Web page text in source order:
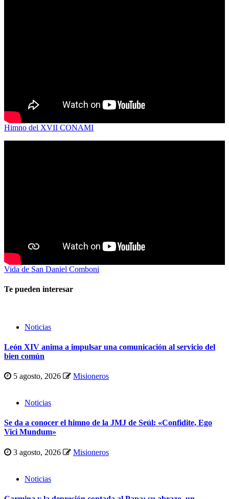
Himno del XVII CONAMI
Vida de San Daniel Comboni
Te pueden interesar
Noticias
León XIV anima a impulsar una comunicación al servicio del
bien común
5 agosto, 2026 Misioneros
Noticias
Se da a conocer el himno de la JMJ de Seúl: «Confidite, Ego
Vici Mundum»
3 agosto, 2026 Misioneros
Noticias